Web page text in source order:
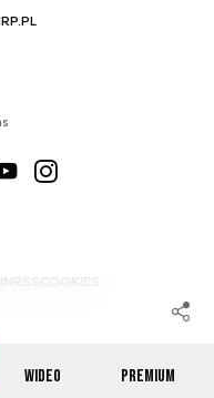
Wideo Premium
RSS COOKIES